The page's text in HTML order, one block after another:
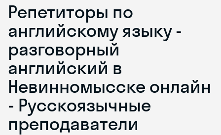
Репетиторы по
английскому языку -
разговорный
английский в
Невинномысске онлайн
- Русскоязычные
преподаватели
Skyeng Chat